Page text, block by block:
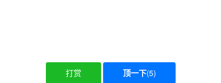
此外，微软还分享了新的 Windows 11 管理员保护
安全功能的更多细节，该功能现已提供预览版，旨
打赏 顶一下(5)